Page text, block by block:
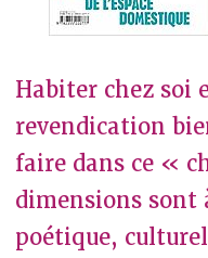
Habiter chez soi
revendication
faire dans ce «
dimensions sont
poétique,